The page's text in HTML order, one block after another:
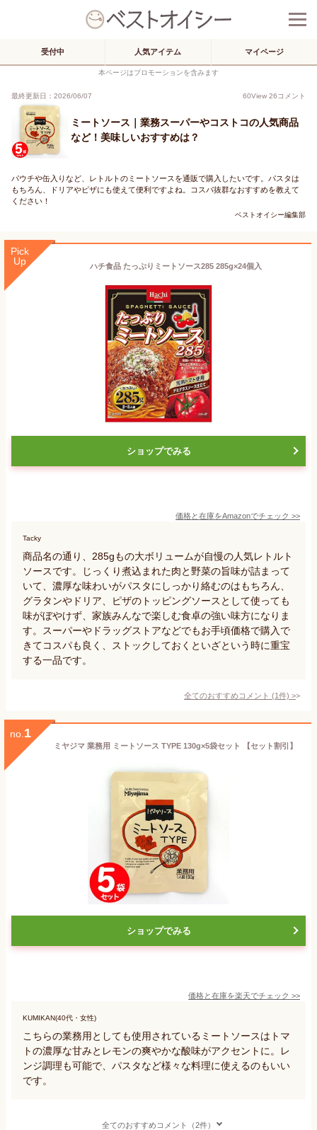
受付中 人気アイテム マイページ
本ページはプロモーションを含みます
最終更新日：2026/06/07 60View 26コメント
ミートソース｜業務スーパーやコストコの人気商品
など！美味しいおすすめは？
パウチや缶入りなど、レトルトのミートソースを通販で購入したいです。パスタは
もちろん、ドリアやピザにも使えて便利ですよね。コスパ抜群なおすすめを教えて
ください！
ベストオイシー編集部
Pick
Up
ハチ食品 たっぷりミートソース285 285g×24個入
ショップでみる
価格と在庫をAmazonでチェック >>
Tacky
商品名の通り、285gもの大ボリュームが自慢の人気レトルト
ソースです。じっくり煮込まれた肉と野菜の旨味が詰まって
いて、濃厚な味わいがパスタにしっかり絡むのはもちろん、
グラタンやドリア、ピザのトッピングソースとして使っても
味がぼやけず、家族みんなで楽しむ食卓の強い味方になりま
す。スーパーやドラッグストアなどでもお手頃価格で購入で
きてコスパも良く、ストックしておくといざという時に重宝
する一品です。
全てのおすすめコメント (1件) >
no. 1
ミヤジマ 業務用 ミートソース TYPE 130g×5袋セット 【セット割引】
ショップでみる
価格と在庫を楽天でチェック >>
KUMIKAN(40代・女性)
こちらの業務用としても使用されているミートソースはトマ
トの濃厚な甘みとレモンの爽やかな酸味がアクセントに。レ
ンジ調理も可能で、パスタなど様々な料理に使えるのもいい
です。
全てのおすすめコメント（2件）